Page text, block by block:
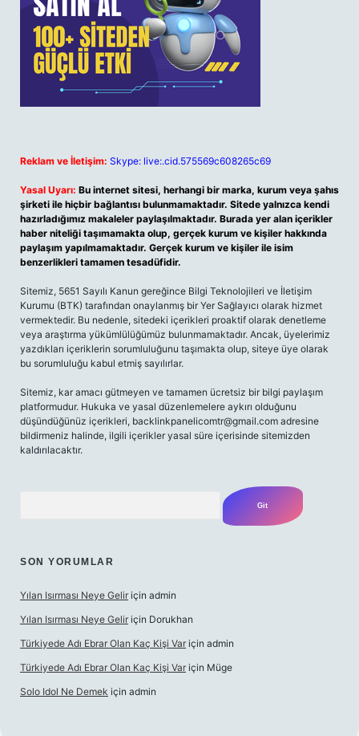
Reklam ve İletişim: Skype: live:.cid.575569c608265c69
Yasal Uyarı: Bu internet sitesi, herhangi bir marka, kurum veya şahıs
şirketi ile hiçbir bağlantısı bulunmamaktadır. Sitede yalnızca kendi
hazırladığımız makaleler paylaşılmaktadır. Burada yer alan içerikler
haber niteliği taşımamakta olup, gerçek kurum ve kişiler hakkında
paylaşım yapılmamaktadır. Gerçek kurum ve kişiler ile isim
benzerlikleri tamamen tesadüfidir.
Sitemiz, 5651 Sayılı Kanun gereğince Bilgi Teknolojileri ve İletişim
Kurumu (BTK) tarafından onaylanmış bir Yer Sağlayıcı olarak hizmet
vermektedir. Bu nedenle, sitedeki içerikleri proaktif olarak denetleme
veya araştırma yükümlülüğümüz bulunmamaktadır. Ancak, üyelerimiz
yazdıkları içeriklerin sorumluluğunu taşımakta olup, siteye üye olarak
bu sorumluluğu kabul etmiş sayılırlar.
Sitemiz, kar amacı gütmeyen ve tamamen ücretsiz bir bilgi paylaşım
platformudur. Hukuka ve yasal düzenlemelere aykırı olduğunu
düşündüğünüz içerikleri, backlinkpanelicomtr@gmail.com adresine
bildirmeniz halinde, ilgili içerikler yasal süre içerisinde sitemizden
kaldırılacaktır.
SON YORUMLAR
Yılan Isırması Neye Gelir için admin
Yılan Isırması Neye Gelir için Dorukhan
Türkiyede Adı Ebrar Olan Kaç Kişi Var için admin
Türkiyede Adı Ebrar Olan Kaç Kişi Var için Müge
Solo Idol Ne Demek için admin